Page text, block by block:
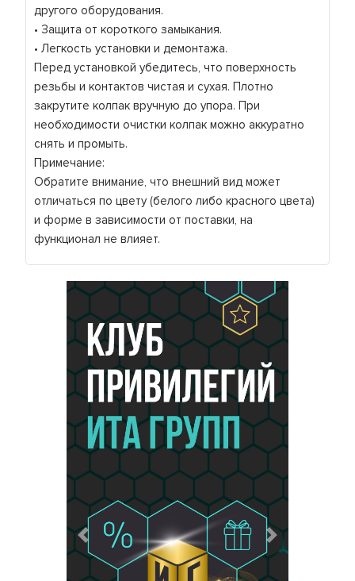
другого оборудования.
• Защита от короткого замыкания.
• Легкость установки и демонтажа.
Перед установкой убедитесь, что поверхность
резьбы и контактов чистая и сухая. Плотно
закрутите колпак вручную до упора. При
необходимости очистки колпак можно аккуратно
снять и промыть.
Примечание:
Обратите внимание, что внешний вид может
отличаться по цвету (белого либо красного цвета)
и форме в зависимости от поставки, на
функционал не влияет.
Предыдущий Следующий